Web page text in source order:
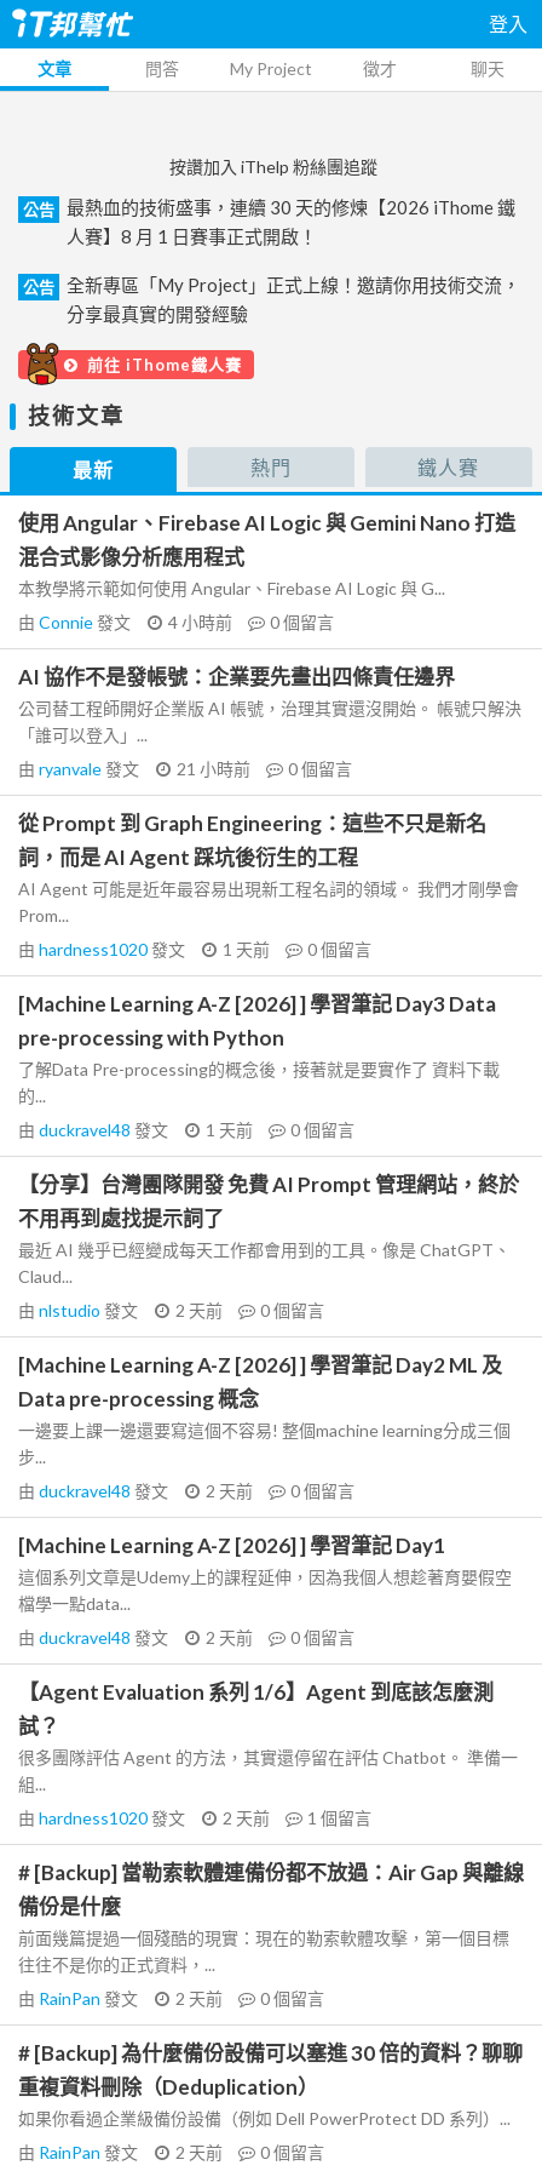
登入
文章 問答 My Project 徵才 聊天
按讚加入 iThelp 粉絲團追蹤
公告
最熱血的技術盛事，連續 30 天的修煉【2026 iThome 鐵
人賽】8 月 1 日賽事正式開啟！
公告
全新專區「My Project」正式上線！邀請你用技術交流，
分享最真實的開發經驗
前往 iThome鐵人賽
技術文章
最新 熱門 鐵人賽
使用 Angular、Firebase AI Logic 與 Gemini Nano 打造
混合式影像分析應用程式
本教學將示範如何使用 Angular、Firebase AI Logic 與 G...
由 Connie發文 4 小時前 0個留言
AI 協作不是發帳號：企業要先畫出四條責任邊界
公司替工程師開好企業版 AI 帳號，治理其實還沒開始。 帳號只解決
「誰可以登入」...
由 ryanvale發文 21 小時前 0個留言
從 Prompt 到 Graph Engineering：這些不只是新名
詞，而是 AI Agent 踩坑後衍生的工程
AI Agent 可能是近年最容易出現新工程名詞的領域。 我們才剛學會
Prom...
由 hardness1020發文 1 天前 0個留言
[Machine Learning A-Z [2026] ] 學習筆記 Day3 Data
pre-processing with Python
了解Data Pre-processing的概念後，接著就是要實作了 資料下載
的...
由 duckravel48 發文 1 天前 0個留言
【分享】台灣團隊開發 免費 AI Prompt 管理網站，終於
不用再到處找提示詞了
最近 AI 幾乎已經變成每天工作都會用到的工具。像是 ChatGPT、
Claud...
由 nlstudio 發文 2 天前 0個留言
[Machine Learning A-Z [2026] ] 學習筆記 Day2 ML 及
Data pre-processing 概念
一邊要上課一邊還要寫這個不容易! 整個machine learning分成三個
步...
由 duckravel48 發文 2 天前 0個留言
[Machine Learning A-Z [2026] ] 學習筆記 Day1
這個系列文章是Udemy上的課程延伸，因為我個人想趁著育嬰假空
檔學一點data...
由 duckravel48 發文 2 天前 0個留言
【Agent Evaluation 系列 1/6】Agent 到底該怎麼測
試？
很多團隊評估 Agent 的方法，其實還停留在評估 Chatbot。 準備一
組...
由 hardness1020發文 2 天前 1 個留言
# [Backup] 當勒索軟體連備份都不放過：Air Gap 與離線
備份是什麼
前面幾篇提過一個殘酷的現實：現在的勒索軟體攻擊，第一個目標
往往不是你的正式資料，...
由 RainPan 發文 2 天前 0個留言
# [Backup] 為什麼備份設備可以塞進 30 倍的資料？聊聊
重複資料刪除（Deduplication）
如果你看過企業級備份設備（例如 Dell PowerProtect DD 系列）...
由 RainPan 發文 2 天前 0個留言